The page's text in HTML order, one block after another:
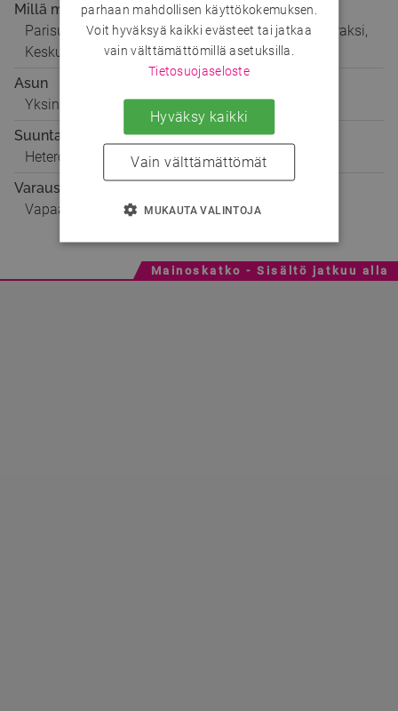
Millä mielellä
Parisuhteeseen, Seikkailuun, Ystäväksi, Matkaseuraksi,
Keskusteluun
Asun
Yksin
Suuntautuminen
Hetero
Varaustilanne
Vapaa
Mainoskatko - Sisältö jatkuu alla
parhaan mahdollisen käyttökokemuksen.
Voit hyväksyä kaikki evästeet tai jatkaa
vain välttämättömillä asetuksilla.
Tietosuojaseloste
Hyväksy kaikki
Vain välttämättömät
MUKAUTA VALINTOJA